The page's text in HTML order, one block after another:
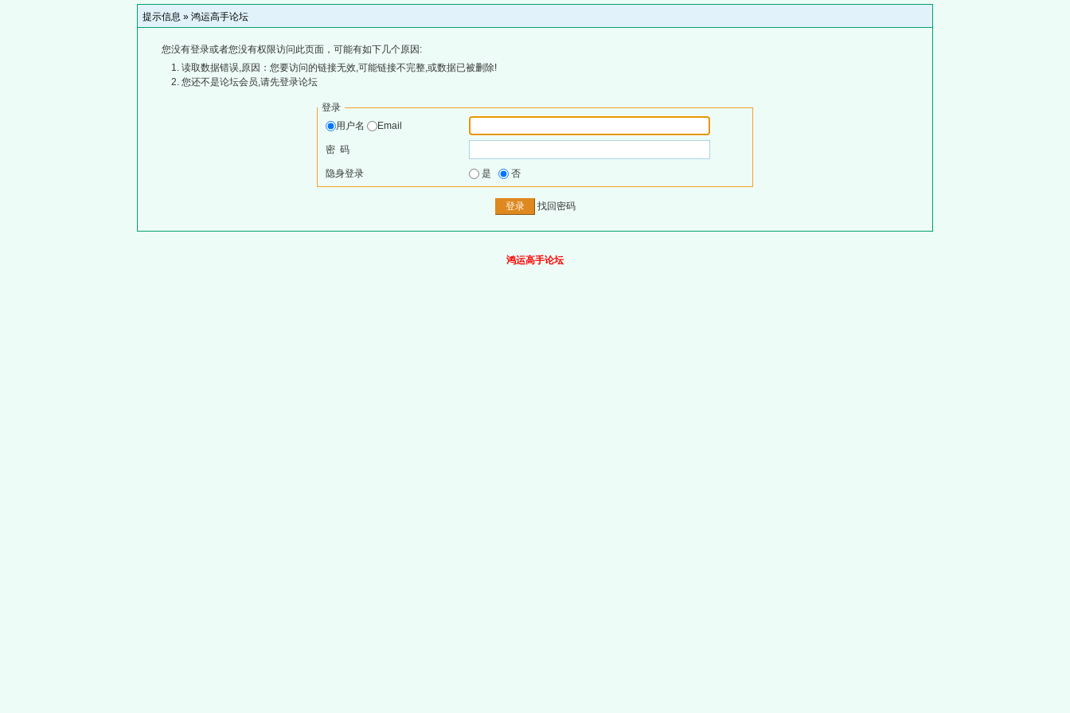
提示信息 » 鸿运高手论坛
您没有登录或者您没有权限访问此页面，可能有如下几个原因:
读取数据错误,原因：您要访问的链接无效,可能链接不完整,或数据已被删除!
您还不是论坛会员,请先登录论坛
登录
用户名
Email
密 码
隐身登录 是 否
找回密码
鸿运高手论坛